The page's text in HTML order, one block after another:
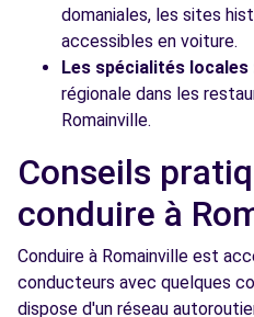
domaniales, les sites
accessibles en voiture.
Les spécialités locales
régionale dans les
Romainville.
Conseils
conduire à
Conduire à Romainville est
conducteurs avec quelques
dispose d'un réseau